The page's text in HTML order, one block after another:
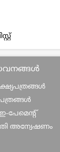
പേമെന്റ്
അന്വേഷണം